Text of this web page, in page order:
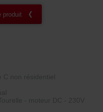
produit